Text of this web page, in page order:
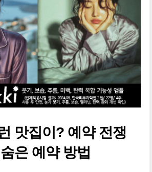
맛집이? 예약 전쟁
은 예약 방법